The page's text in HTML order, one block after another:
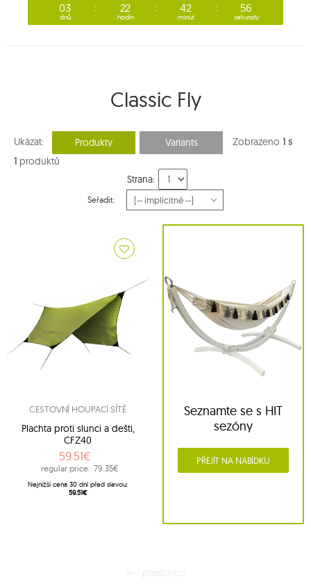
03
dnů
22
hodin
42
minut
56
sekundy
Classic Fly
Ukázat: Produkty Variants Zobrazeno 1 s
1 produktů
Strana:
Seřadit:
CESTOVNÍ HOUPACÍ SÍTĚ
Plachta proti slunci a dešti,
CFZ40
59.51€
regular price: 79.35€
Nejnižší cena 30 dní před slevou:
59.51€
Seznamte se s HIT
sezóny
PŘEJÍT NA NABÍDKU